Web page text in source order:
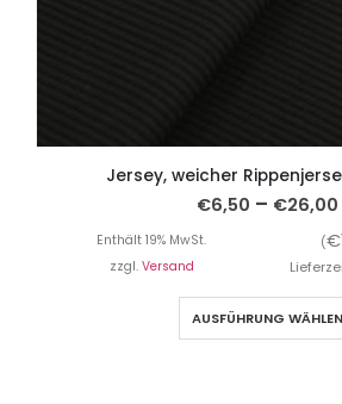
Jersey, weicher
€6,50 – €26,00
Enthält 19% MwSt. (€
zzgl. Versand
AUSFÜHRUNG WÄHLEN